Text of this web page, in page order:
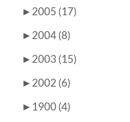
► 2005 (17)
► 2004 (8)
► 2003 (15)
► 2002 (6)
► 1900 (4)